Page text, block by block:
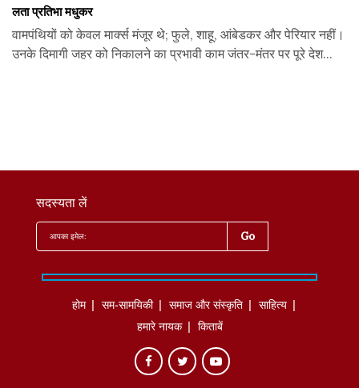
लता प्रतिभा मधुकर
वामपंथियों को केवल मार्क्स मंजूर थे; फुले, शाहू, आंबेडकर और पेरियार नहीं।
उनके दिमागी जहर को निकालने का प्रभावी काम जंतर-मंतर पर पूरे देश...
सदस्यता लें
होम सम-सामयिकी समाज और संस्कृति
साहित्‍य
हमारे नायक
किताबें